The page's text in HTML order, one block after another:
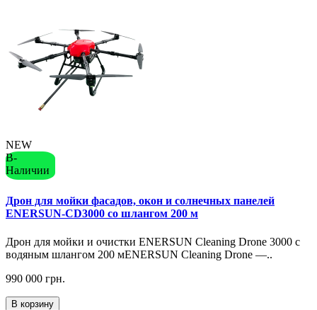
NEW
В-
Наличии
Дрон для мойки фасадов, окон и солнечных панелей
ENERSUN-CD3000 со шлангом 200 м
Дрон для мойки и очистки ENERSUN Cleaning Drone 3000 с
водяным шлангом 200 мENERSUN Cleaning Drone —..
990 000 грн.
В корзину